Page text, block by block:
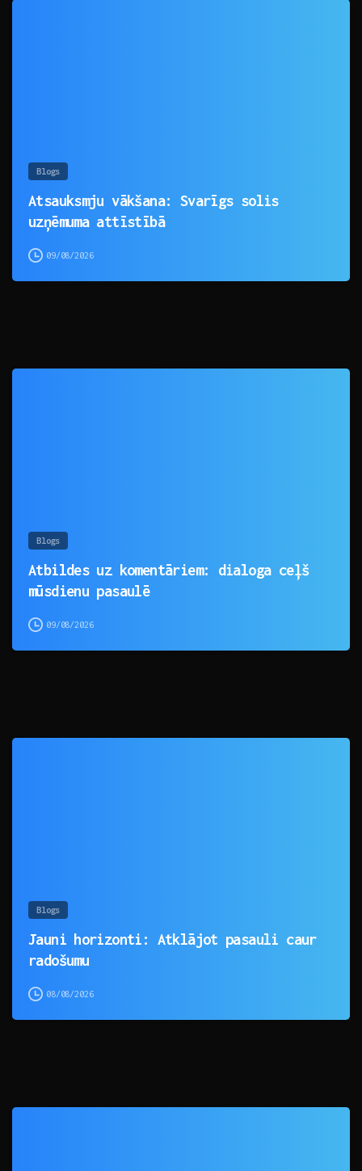
Blogs
Atsauksmju vākšana: Svarīgs solis
uzņēmuma attīstībā
09/08/2026
Blogs
Atbildes uz komentāriem: dialoga ceļš
mūsdienu pasaulē
09/08/2026
Blogs
Jauni horizonti: Atklājot pasauli caur
radošumu
08/08/2026